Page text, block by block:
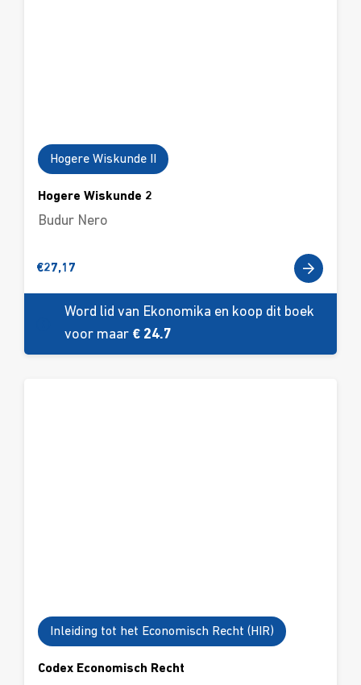
Hogere Wiskunde II
Hogere Wiskunde 2
Budur Nero
€27,17
Word lid van Ekonomika en koop dit boek
voor maar € 24.7
Inleiding tot het Economisch Recht (HIR)
Codex Economisch Recht